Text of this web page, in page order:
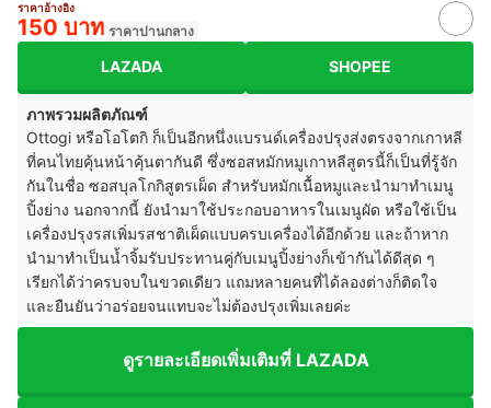
ราคาอ้างอิง
150 บาท ราคาปานกลาง
LAZADA SHOPEE
ภาพรวมผลิตภัณฑ์
Ottogi หรือโอโตกิ ก็เป็นอีกหนึ่งแบรนด์เครื่องปรุงส่งตรงจากเกาหลี
ที่คนไทยคุ้นหน้าคุ้นตากันดี ซึ่งซอสหมักหมูเกาหลีสูตรนี้ก็เป็นที่รู้จัก
กันในชื่อ ซอสบุลโกกิสูตรเผ็ด สำหรับหมักเนื้อหมูและนำมาทำเมนู
ปิ้งย่าง นอกจากนี้ ยังนำมาใช้ประกอบอาหารในเมนูผัด หรือใช้เป็น
เครื่องปรุงรสเพิ่มรสชาติเผ็ดแบบครบเครื่องได้อีกด้วย และถ้าหาก
นำมาทำเป็นน้ำจิ้มรับประทานคู่กับเมนูปิ้งย่างก็เข้ากันได้ดีสุด ๆ
เรียกได้ว่าครบจบในขวดเดียว แถมหลายคนที่ได้ลองต่างก็ติดใจ
และยืนยันว่าอร่อยจนแทบจะไม่ต้องปรุงเพิ่มเลยค่ะ
ดูรายละเอียดเพิ่มเติมที่ LAZADA